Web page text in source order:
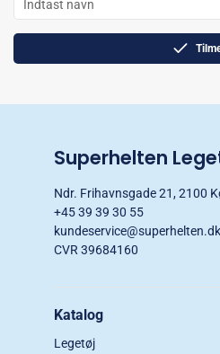
Superhelten
Ndr. Frihavnsgade 21, 2100
+45 39 39 30 55
kundeservice@superhelten.dk
CVR 39684160
Katalog
Legetøj